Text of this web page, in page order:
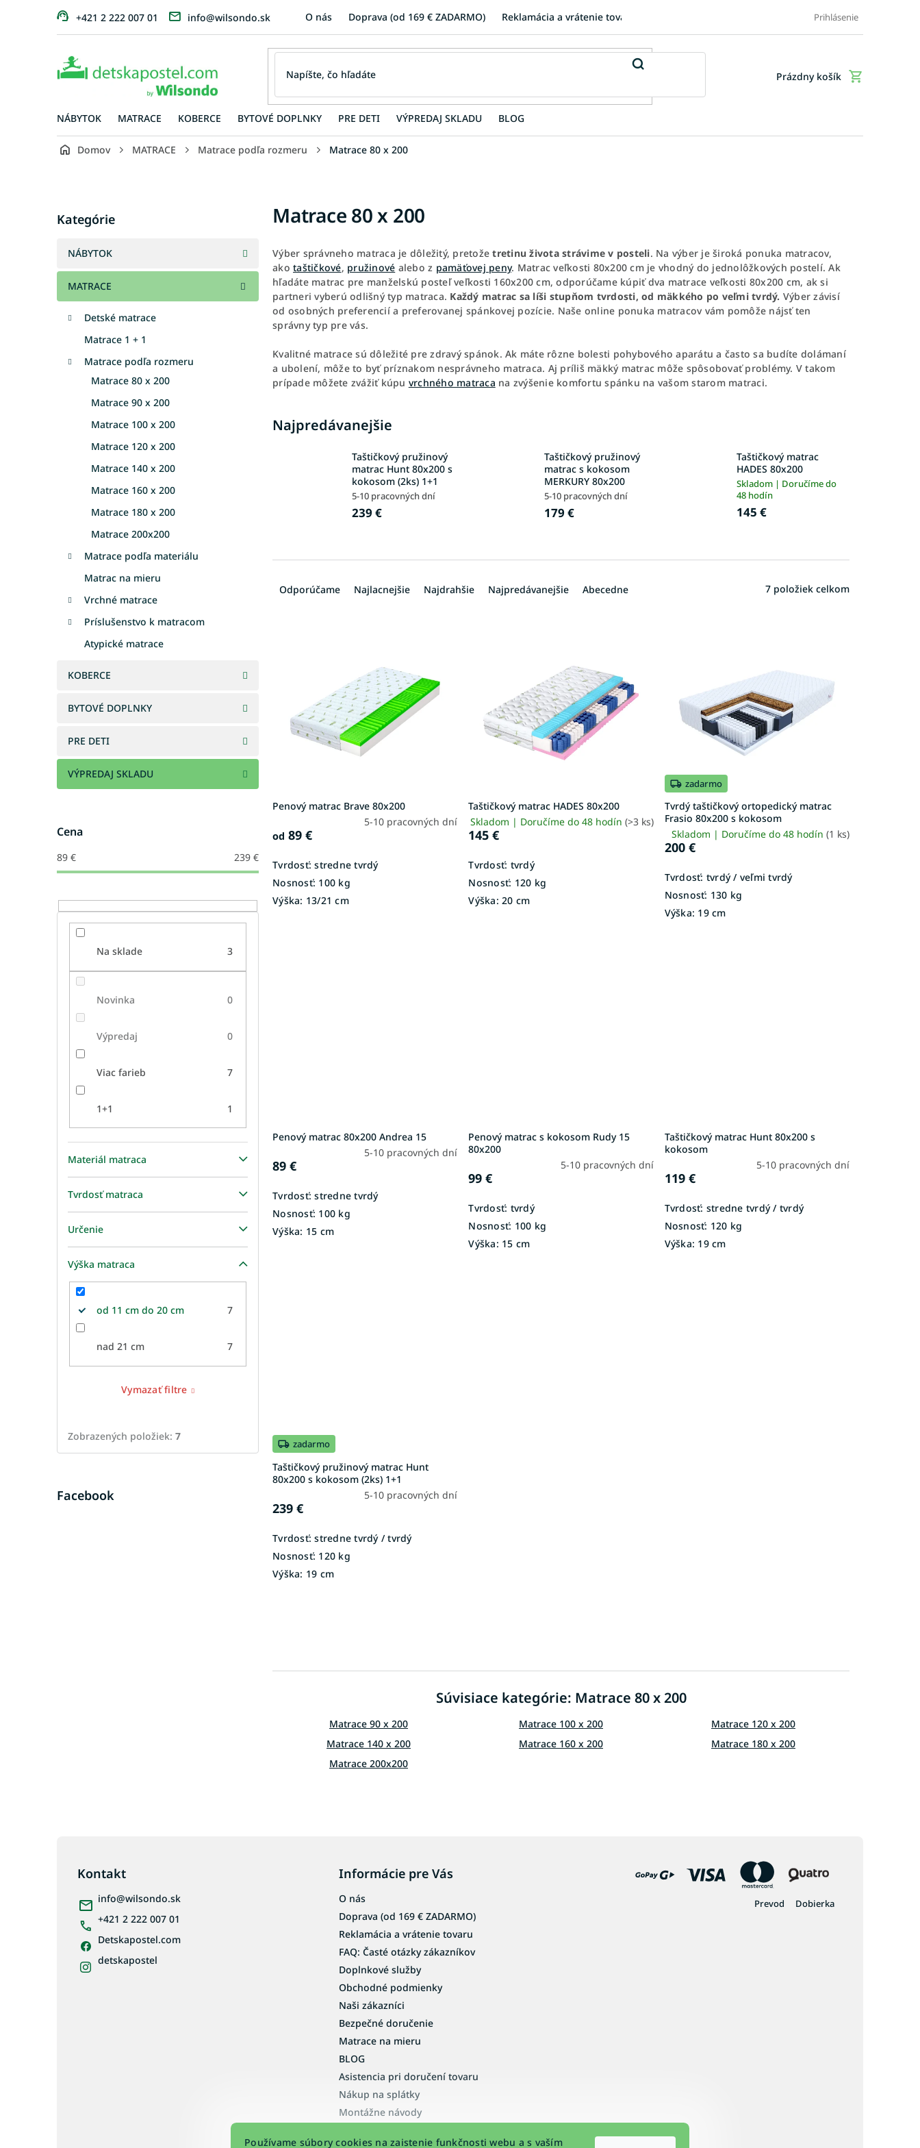
Používame súbory cookies na zaistenie funkčnosti webu a s vaším
+421 2 222 007 01 info@wilsondo.sk O nás Doprava (od 169 € ZADARMO) Reklamácia a vrátenie tovaru Doplnkové služby
Prihlásenie
Nákupný
Prázdny košík
NÁBYTOK MATRACE KOBERCE BYTOVÉ DOPLNKY PRE DETI VÝPREDAJ SKLADU BLOG
Domov MATRACE Matrace podľa rozmeru Matrace 80 x 200
n
ý
n
l
kategórie
Kategórie
NÁBYTOK
MATRACE
Detské matrace
Matrace 1 + 1
Matrace podľa rozmeru
Matrace 80 x 200
Matrace 90 x 200
Matrace 100 x 200
Matrace 120 x 200
Matrace 140 x 200
Matrace 160 x 200
Matrace 180 x 200
Matrace 200x200
Matrace podľa materiálu
Matrac na mieru
Vrchné matrace
Príslušenstvo k matracom
Atypické matrace
KOBERCE
BYTOVÉ DOPLNKY
PRE DETI
VÝPREDAJ SKLADU
Cena
89 € 239 €
Na sklade 3
Novinka 0
Výpredaj 0
Viac farieb 7
1+1 1
Materiál matraca
Tvrdosť matraca
Určenie
Výška matraca
od 11 cm do 20 cm 7
nad 21 cm 7
Vymazať filtre
Zobrazených položiek: 7
Facebook
Matrace 80 x 200
Výber správneho matraca je dôležitý, pretožetretinu života strávime v posteli. Na výber je široká ponuka matracov,
ako taštičkové, pružinové alebo z pamäťovej peny. Matrac veľkosti 80x200 cm je vhodný do jednolôžkových postelí. Ak
hľadáte matrac pre manželskú posteľ veľkosti 160x200 cm, odporúčame kúpiť dva matrace veľkosti 80x200 cm, ak si
partneri vyberú odlišný typ matraca. Každý matrac sa líši stupňom tvrdosti, od mäkkého po veľmi tvrdý. Výber závisí
od osobných preferencií a preferovanej spánkovej pozície. Naše online ponuka matracov vám pomôže nájsť ten
správny typ pre vás.
Kvalitné matrace sú dôležité pre zdravý spánok. Ak máte rôzne bolesti pohybového aparátu a často sa budíte dolámaní
a ubolení, môže to byť príznakom nesprávneho matraca. Aj príliš mäkký matrac môže spôsobovať problémy. V takom
prípade môžete zvážiť kúpu vrchného matraca na zvýšenie komfortu spánku na vašom starom matraci.
Najpredávanejšie
Taštičkový pružinový
matrac Hunt 80x200 s
kokosom (2ks) 1+1
5-10 pracovných dní
239 €
Taštičkový pružinový
matrac s kokosom
MERKURY 80x200
5-10 pracovných dní
179 €
Taštičkový matrac
HADES 80x200
Skladom | Doručíme do
48 hodín
145 €
a
v
Odporúčame Najlacnejšie Najdrahšie Najpredávanejšie Abecedne 7 položiek celkom
o
Penový matrac Brave 80x200
5-10 pracovných dní
od 89 €
Tvrdosť: stredne tvrdý
Nosnosť: 100 kg
Výška: 13/21 cm
Taštičkový matrac HADES 80x200
Skladom | Doručíme do 48 hodín (>3 ks)
145 €
Tvrdosť: tvrdý
Nosnosť: 120 kg
Výška: 20 cm
zadarmo
Tvrdý taštičkový ortopedický matrac
Frasio 80x200 s kokosom
Skladom | Doručíme do 48 hodín (1 ks)
200 €
Tvrdosť: tvrdý / veľmi tvrdý
Nosnosť: 130 kg
Výška: 19 cm
Penový matrac 80x200 Andrea 15
5-10 pracovných dní
89 €
Tvrdosť: stredne tvrdý
Nosnosť: 100 kg
Výška: 15 cm
Penový matrac s kokosom Rudy 15
80x200
5-10 pracovných dní
99 €
Tvrdosť: tvrdý
Nosnosť: 100 kg
Výška: 15 cm
Taštičkový matrac Hunt 80x200 s
kokosom
5-10 pracovných dní
119 €
Tvrdosť: stredne tvrdý / tvrdý
Nosnosť: 120 kg
Výška: 19 cm
zadarmo
Taštičkový pružinový matrac Hunt
80x200 s kokosom (2ks) 1+1
5-10 pracovných dní
239 €
Tvrdosť: stredne tvrdý / tvrdý
Nosnosť: 120 kg
Výška: 19 cm
á
a
i
e
p
Súvisiace kategórie: Matrace 80 x 200
Matrace 90 x 200 Matrace 100 x 200
Matrace 120 x 200
Matrace 140 x 200
Matrace 160 x 200
Matrace 180 x 200
Matrace 200x200
Kontakt
info@wilsondo.sk
+421 2 222 007 01
Detskapostel.com
detskapostel
Informácie pre Vás
O nás
Doprava (od 169 € ZADARMO)
Reklamácia a vrátenie tovaru
FAQ: Časté otázky zákazníkov
Doplnkové služby
Obchodné podmienky
Naši zákazníci
Bezpečné doručenie
Matrace na mieru
BLOG
Asistencia pri doručení tovaru
Nákup na splátky
Montážne návody
Prevod Dobierka